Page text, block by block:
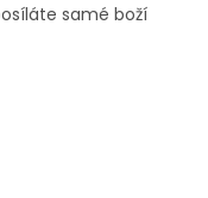
samé boží